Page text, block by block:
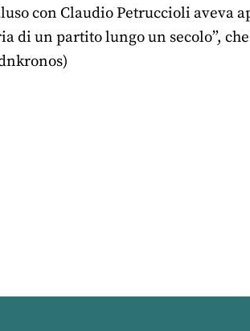
con Claudio Petruccioli aveva
di un partito lungo un secolo”,